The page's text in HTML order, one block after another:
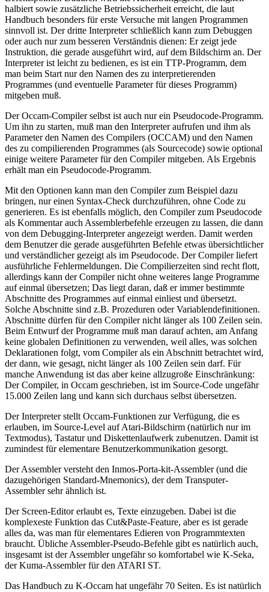
halbiert sowie zusätzliche Betriebssicherheit erreicht, die laut
Handbuch besonders für erste Versuche mit langen Programmen
sinnvoll ist. Der dritte Interpreter schließlich kann zum Debuggen
oder auch nur zum besseren Verständnis dienen: Er zeigt jede
Instruktion, die gerade ausgeführt wird, auf dem Bildschirm an. Der
Interpreter ist leicht zu bedienen, es ist ein TTP-Programm, dem
man beim Start nur den Namen des zu interpretierenden
Programmes (und eventuelle Parameter für dieses Programm)
mitgeben muß.
Der Occam-Compiler selbst ist auch nur ein Pseudocode-Programm.
Um ihn zu starten, muß man den Interpreter aufrufen und ihm als
Parameter den Namen des Compilers (OCCAM) und den Namen
des zu compilierenden Programmes (als Sourcecode) sowie optional
einige weitere Parameter für den Compiler mitgeben. Als Ergebnis
erhält man ein Pseudocode-Programm.
Mit den Optionen kann man den Compiler zum Beispiel dazu
bringen, nur einen Syntax-Check durchzuführen, ohne Code zu
generieren. Es ist ebenfalls möglich, den Compiler zum Pseudocode
als Kommentar auch Assemblerbefehle erzeugen zu lassen, die dann
von dem Debugging-Interpreter angezeigt werden. Damit werden
dem Benutzer die gerade ausgeführten Befehle etwas übersichtlicher
und verständlicher gezeigt als im Pseudocode. Der Compiler liefert
ausführliche Fehlermeldungen. Die Compilierzeiten sind recht flott,
allerdings kann der Compiler nicht ohne weiteres lange Programme
auf einmal übersetzen; Das liegt daran, daß er immer bestimmte
Abschnitte des Programmes auf einmal einliest und übersetzt.
Solche Abschnitte sind z.B. Prozeduren oder Variablendefinitionen.
Abschnitte dürfen für den Compiler nicht länger als 100 Zeilen sein.
Beim Entwurf der Programme muß man darauf achten, am Anfang
keine globalen Definitionen zu verwenden, weil alles, was solchen
Deklarationen folgt, vom Compiler als ein Abschnitt betrachtet wird,
der dann, wie gesagt, nicht länger als 100 Zeilen sein darf. Für
manche Anwendung ist das aber keine allzugroße Einschränkung:
Der Compiler, in Occam geschrieben, ist im Source-Code ungefähr
15.000 Zeilen lang und kann sich durchaus selbst übersetzen.
Der Interpreter stellt Occam-Funktionen zur Verfügung, die es
erlauben, im Source-Level auf Atari-Bildschirm (natürlich nur im
Textmodus), Tastatur und Diskettenlaufwerk zubenutzen. Damit ist
zumindest für elementare Benutzerkommunikation gesorgt.
Der Assembler versteht den Inmos-Porta-kit-Assembler (und die
dazugehörigen Standard-Mnemonics), der dem Transputer-
Assembler sehr ähnlich ist.
Der Screen-Editor erlaubt es, Texte einzugeben. Dabei ist die
komplexeste Funktion das Cut&Paste-Feature, aber es ist gerade
alles da, was man für elementares Edieren von Programmtexten
braucht. Übliche Assembler-Pseudo-Befehle gibt es natürlich auch,
insgesamt ist der Assembler ungefähr so komfortabel wie K-Seka,
der Kuma-Assembler für den ATARI ST.
Das Handbuch zu K-Occam hat ungefähr 70 Seiten. Es ist natürlich